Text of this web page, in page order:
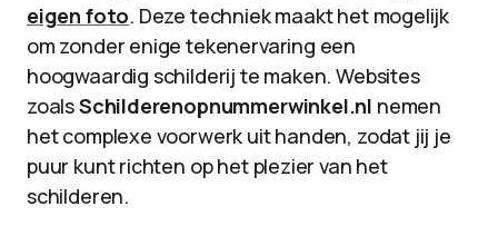
eigen foto. Deze techniek maakt het mogelijk
om zonder enige tekenervaring een
hoogwaardig schilderij te maken. Websites
zoalsSchilderenopnummerwinkel.nl nemen
het complexe voorwerk uit handen, zodat jij je
puur kunt richten op het plezier van het
schilderen.